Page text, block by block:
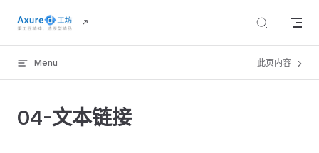
Skip to content
Menu 此页内容
04-文本链接